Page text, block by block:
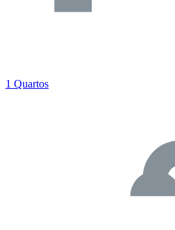
1 Quartos